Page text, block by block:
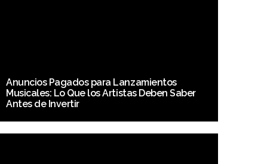
Anuncios Pagados para Lanzamientos
Musicales: Lo Que los Artistas Deben Saber
Antes de Invertir